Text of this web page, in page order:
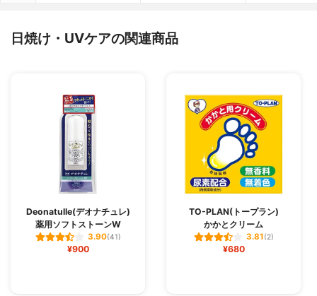
日焼け・UVケアの関連商品
Deonatulle(デオナチュレ)
薬用ソフトストーンW
3.90(41)
¥900
TO-PLAN(トープラン)
かかとクリーム
3.81(2)
¥680